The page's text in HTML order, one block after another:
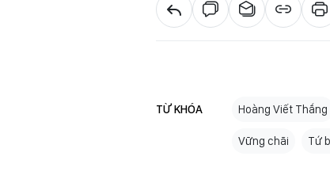
TỪ KHÓA Hoàng Viết Thắng
Vững chãi Tứ